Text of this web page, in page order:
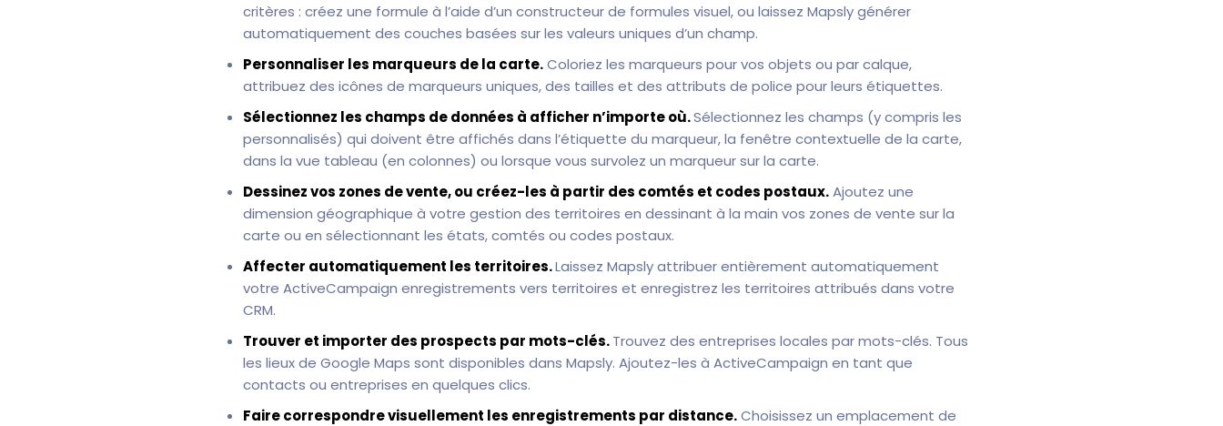
critères : créez une formule à l’aide d’un constructeur de formules visuel, ou laissez Mapsly générer
automatiquement des couches basées sur les valeurs uniques d’un champ.
Personnaliser les marqueurs de la carte.Coloriez les marqueurs pour vos objets ou par calque,
attribuez des icônes de marqueurs uniques, des tailles et des attributs de police pour leurs étiquettes.
Sélectionnez les champs de données à afficher n’importe où.Sélectionnez les champs (y compris les
personnalisés) qui doivent être affichés dans l’étiquette du marqueur, la fenêtre contextuelle de la carte,
dans la vue tableau (en colonnes) ou lorsque vous survolez un marqueur sur la carte.
Dessinez vos zones de vente, ou créez-les à partir des comtés et codes postaux.Ajoutez une
dimension géographique à votre gestion des territoires en dessinant à la main vos zones de vente sur la
carte ou en sélectionnant les états, comtés ou codes postaux.
Affecter automatiquement les territoires.Laissez Mapsly attribuer entièrement automatiquement
votre ActiveCampaign enregistrements vers territoires et enregistrez les territoires attribués dans votre
CRM.
Trouver et importer des prospects par mots-clés.Trouvez des entreprises locales par mots-clés. Tous
les lieux de Google Maps sont disponibles dans Mapsly. Ajoutez-les à ActiveCampaign en tant que
contacts ou entreprises en quelques clics.
Faire correspondre visuellement les enregistrements par distance.Choisissez un emplacement de